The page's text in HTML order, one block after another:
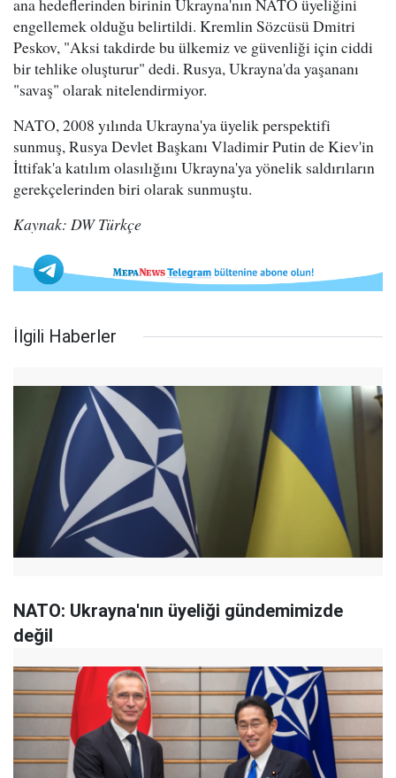
ana hedeflerinden birinin Ukrayna'nın NATO üyeliğini
engellemek olduğu belirtildi. Kremlin Sözcüsü Dmitri
Peskov, "Aksi takdirde bu ülkemiz ve güvenliği için ciddi
bir tehlike oluşturur" dedi. Rusya, Ukrayna'da yaşananı
"savaş" olarak nitelendirmiyor.
NATO, 2008 yılında Ukrayna'ya üyelik perspektifi
sunmuş, Rusya Devlet Başkanı Vladimir Putin de Kiev'in
İttifak'a katılım olasılığını Ukrayna'ya yönelik saldırıların
gerekçelerinden biri olarak sunmuştu.
Kaynak: DW Türkçe
İlgili Haberler
NATO: Ukrayna'nın üyeliği gündemimizde
değil